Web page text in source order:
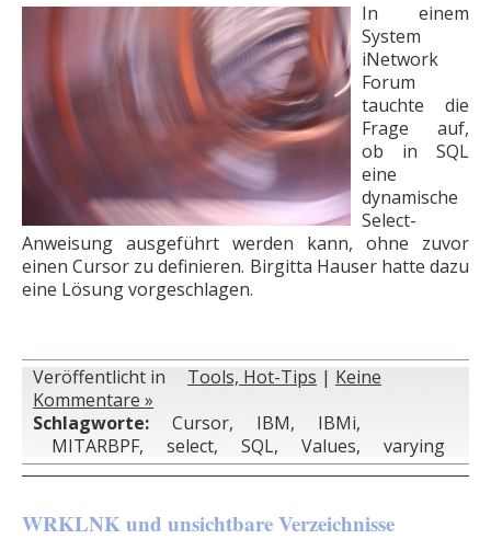
In einem
System
iNetwork
Forum
tauchte die
Frage auf,
ob in SQL
eine
dynamische
Select-
Anweisung ausgeführt werden kann, ohne zuvor
einen Cursor zu definieren. Birgitta Hauser hatte dazu
eine Lösung vorgeschlagen.
Veröffentlicht in Tools, Hot-Tips | Keine
Kommentare »
Schlagworte:
Cursor, IBM, IBMi,
MITARBPF, select, SQL, Values, varying
WRKLNK und unsichtbare Verzeichnisse